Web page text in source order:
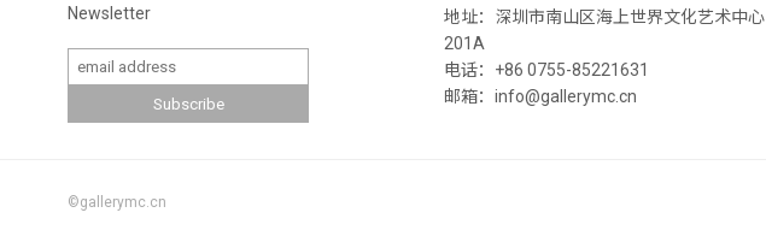
Newsletter
地址：深圳市南山区海上世界文化艺术中心
201A
电话：+86 0755-85221631
邮箱：info@gallerymc.cn
©gallerymc.cn